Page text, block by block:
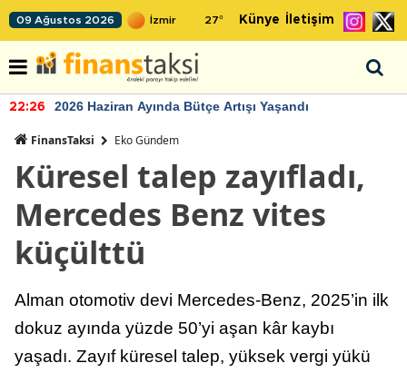
09 Ağustos 2026 27° Künye İletişim
22:26 2026 Haziran Ayında Bütçe Artışı Yaşandı
FinansTaksi Eko Gündem
Küresel talep zayıfladı,
Mercedes Benz vites
küçülttü
Alman otomotiv devi Mercedes-Benz, 2025’in ilk
dokuz ayında yüzde 50’yi aşan kâr kaybı
yaşadı. Zayıf küresel talep, yüksek vergi yükü